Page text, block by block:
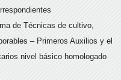
de Técnicas de cultivo,
– Primeros Auxilios y el
nivel básico homologado